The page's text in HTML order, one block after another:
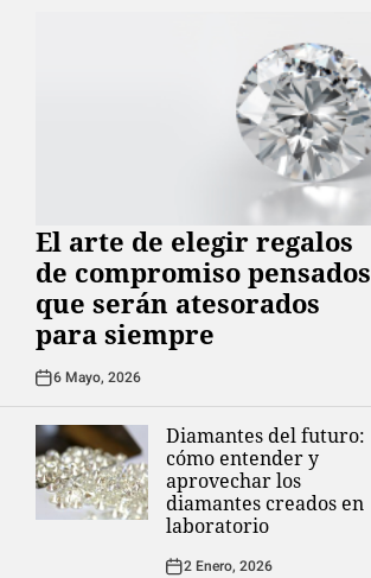
El arte de elegir regalos
de compromiso pensados
que serán atesorados
para siempre
6 Mayo, 2026
Diamantes del futuro:
cómo entender y
aprovechar los
diamantes creados en
laboratorio
2 Enero, 2026